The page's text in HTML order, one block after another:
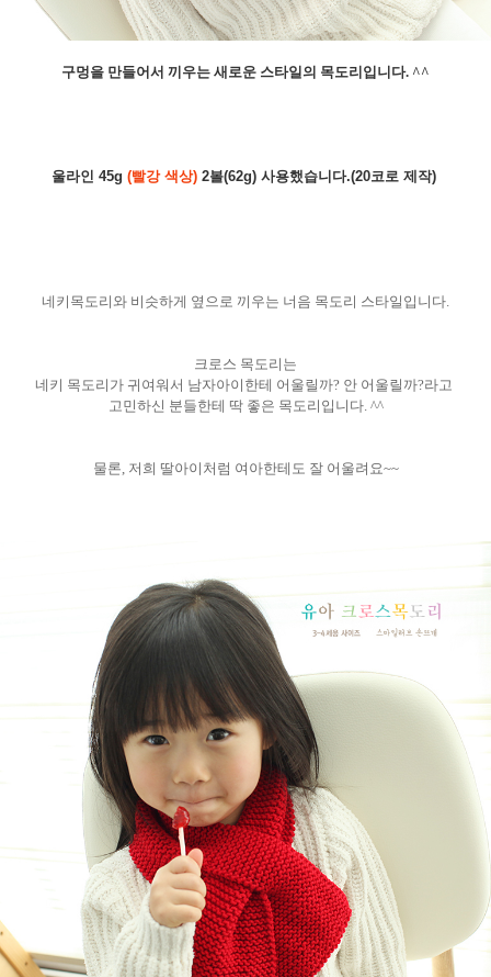
구멍을 만들어서 끼우는 새로운 스타일의 목도리입니다. ^^
울라인 45g (빨강 색상)2볼(62g) 사용했습니다.(20코로 제작)
네키목도리와 비슷하게 옆으로 끼우는 너음 목도리 스타일입니다.
크로스 목도리는
네키 목도리가 귀여워서 남자아이한테 어울릴까? 안 어울릴까?라고
고민하신 분들한테 딱 좋은 목도리입니다. ^^
물론, 저희 딸아이처럼 여아한테도 잘 어울려요~~